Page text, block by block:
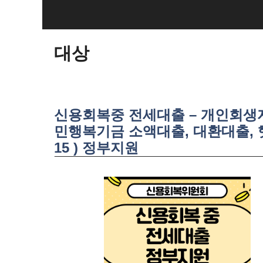
대상
신용회복중 전세대출 – 개인회생
민행복기금 소액대출, 대환대출,
15 ) 정부지원